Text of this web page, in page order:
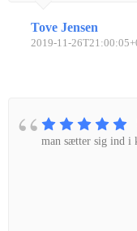
Tove Jensen
2019-11-
man sætter sig ind i